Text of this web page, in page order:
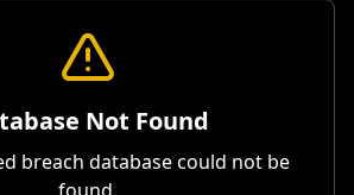
Not Found
breach database could not be